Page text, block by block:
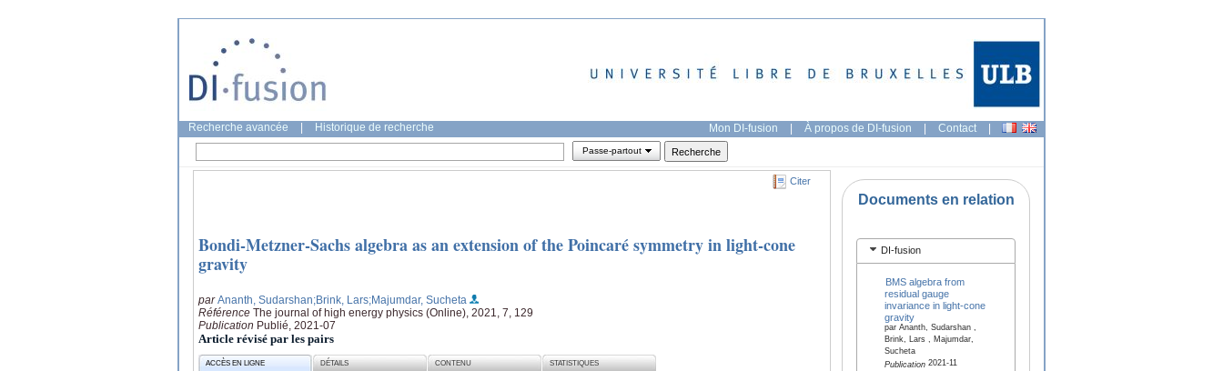
Recherche avancée Historique de recherche Mon DI-fusion | À propos de DI-fusion | Contact |
Passe-partout
Citer
Bondi-Metzner-Sachs algebra as an extension of the Poincaré symmetry in light-cone
gravity
parAnanth, Sudarshan;Brink, Lars;Majumdar, Sucheta
Référence The journal of high energy physics (Online), 2021, 7, 129
Publication Publié, 2021-07
Article révisé par les pairs
ACCÈS EN LIGNE DÉTAILS CONTENU STATISTIQUES
Documents en relation
DI-fusion
BMS algebra from
residual gauge
invariance in light-cone
gravity
par Ananth, Sudarshan ,
Brink, Lars , Majumdar,
Sucheta
Publication2021-11